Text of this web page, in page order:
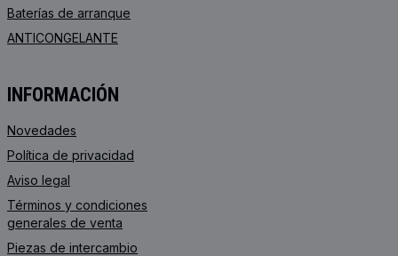
Baterías de arranque
ANTICONGELANTE
INFORMACIÓN
Novedades
Política de privacidad
Aviso legal
Términos y condiciones
generales de venta
Piezas de intercambio